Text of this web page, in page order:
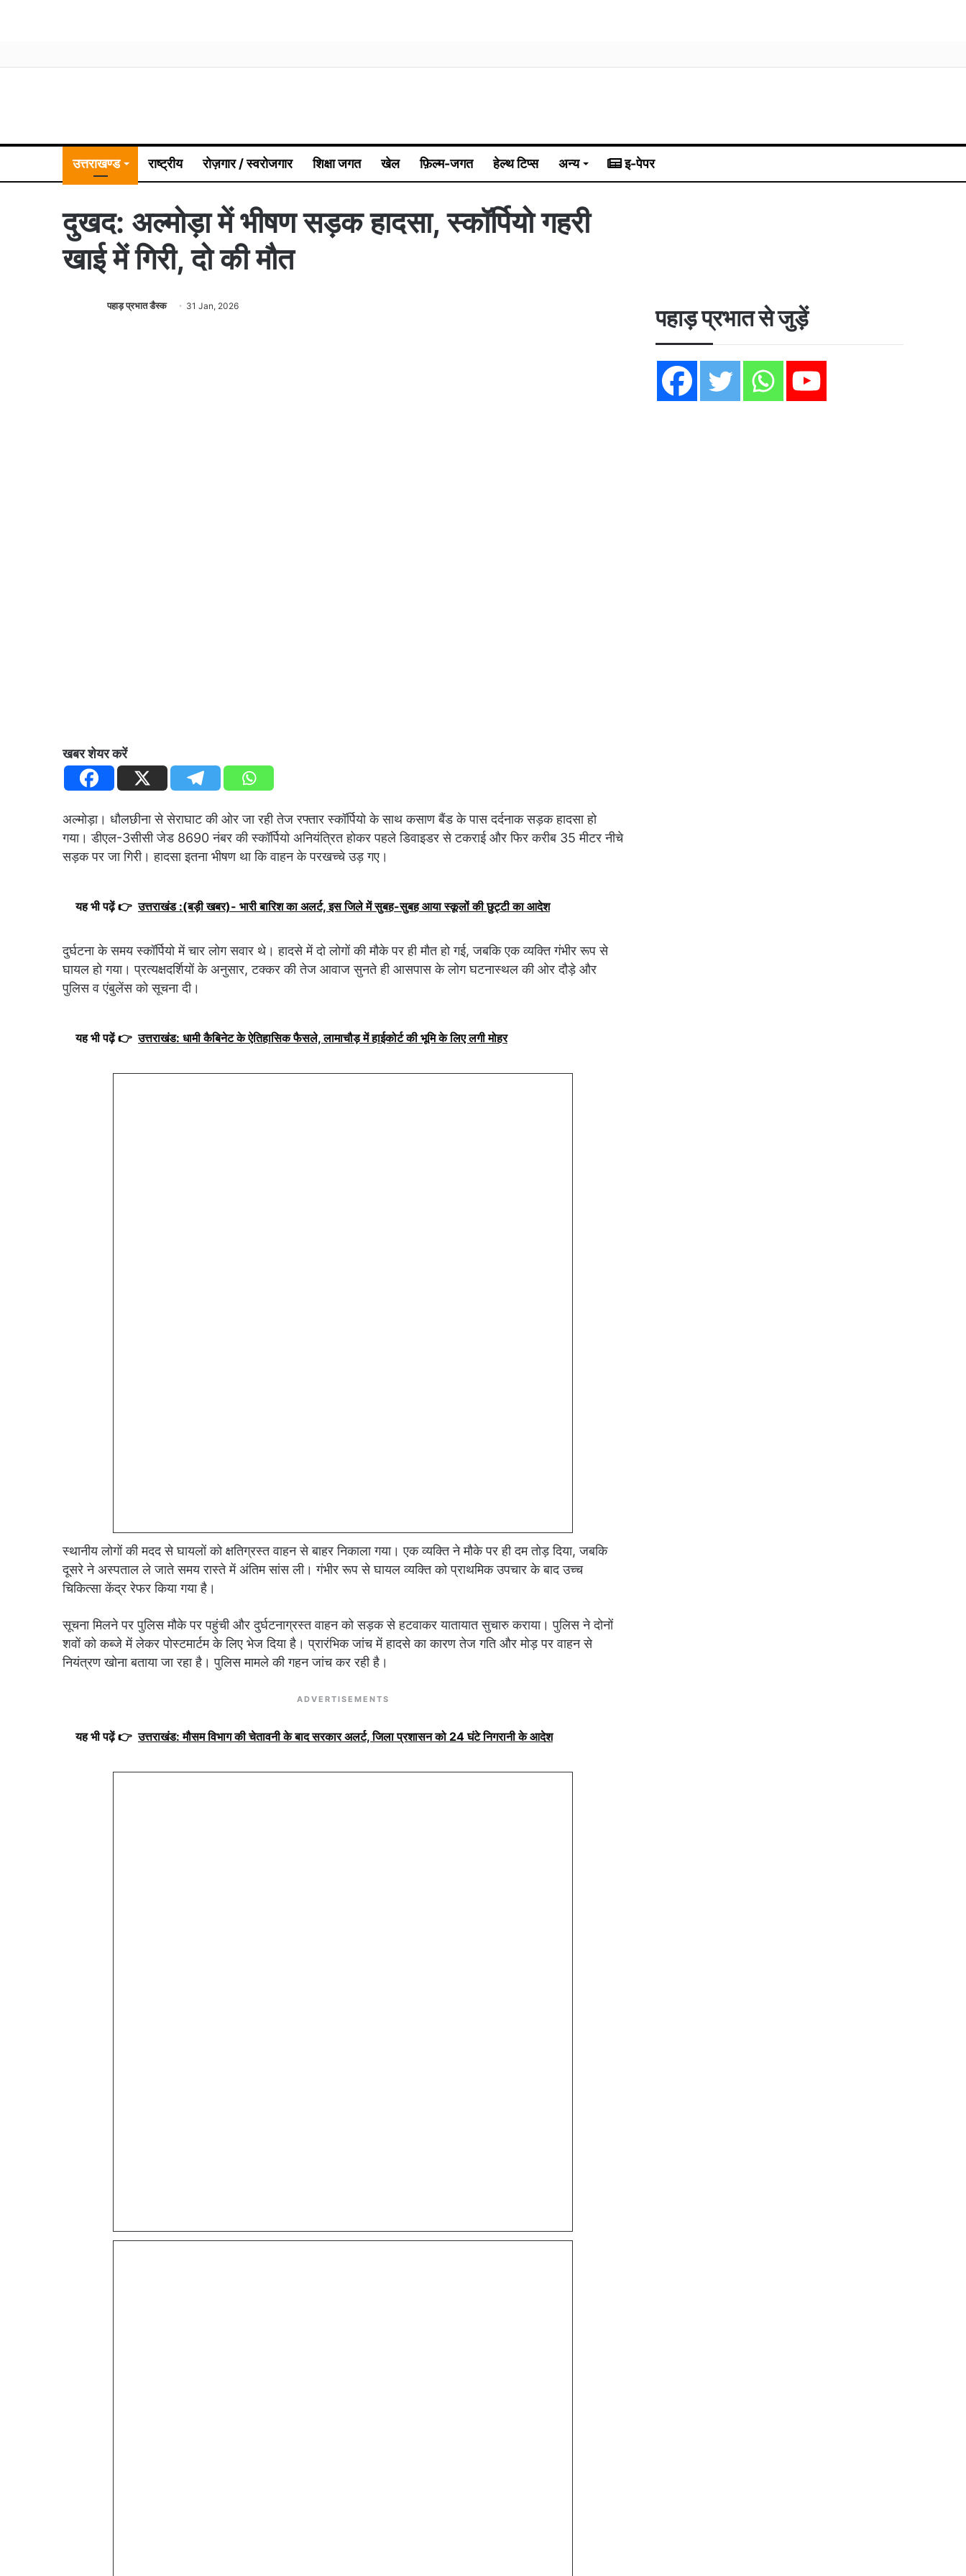
उत्तराखण्ड राष्ट्रीय रोज़गार / स्वरोजगार शिक्षा जगत खेल फ़िल्म-जगत हेल्थ टिप्स अन्य इ-पेपर
दुखद: अल्मोड़ा में भीषण सड़क हादसा, स्कॉर्पियो गहरी
खाई में गिरी, दो की मौत
पहाड़ प्रभात डैस्क 31 Jan, 2026
खबर शेयर करें
अल्मोड़ा। धौलछीना से सेराघाट की ओर जा रही तेज रफ्तार स्कॉर्पियो के साथ कसाण बैंड के पास दर्दनाक सड़क हादसा हो
गया। डीएल-3सीसी जेड 8690 नंबर की स्कॉर्पियो अनियंत्रित होकर पहले डिवाइडर से टकराई और फिर करीब 35 मीटर नीचे
सड़क पर जा गिरी। हादसा इतना भीषण था कि वाहन के परखच्चे उड़ गए।
यह भी पढ़ें 👉 उत्तराखंड :(बड़ी खबर)- भारी बारिश का अलर्ट, इस जिले में सुबह-सुबह आया स्कूलों की छुट्टी का आदेश
दुर्घटना के समय स्कॉर्पियो में चार लोग सवार थे। हादसे में दो लोगों की मौके पर ही मौत हो गई, जबकि एक व्यक्ति गंभीर रूप से
घायल हो गया। प्रत्यक्षदर्शियों के अनुसार, टक्कर की तेज आवाज सुनते ही आसपास के लोग घटनास्थल की ओर दौड़े और
पुलिस व एंबुलेंस को सूचना दी।
यह भी पढ़ें 👉 उत्तराखंड: धामी कैबिनेट के ऐतिहासिक फैसले, लामाचौड़ में हाईकोर्ट की भूमि के लिए लगी मोहर
स्थानीय लोगों की मदद से घायलों को क्षतिग्रस्त वाहन से बाहर निकाला गया। एक व्यक्ति ने मौके पर ही दम तोड़ दिया, जबकि
दूसरे ने अस्पताल ले जाते समय रास्ते में अंतिम सांस ली। गंभीर रूप से घायल व्यक्ति को प्राथमिक उपचार के बाद उच्च
चिकित्सा केंद्र रेफर किया गया है।
सूचना मिलने पर पुलिस मौके पर पहुंची और दुर्घटनाग्रस्त वाहन को सड़क से हटवाकर यातायात सुचारु कराया। पुलिस ने दोनों
शवों को कब्जे में लेकर पोस्टमार्टम के लिए भेज दिया है। प्रारंभिक जांच में हादसे का कारण तेज गति और मोड़ पर वाहन से
नियंत्रण खोना बताया जा रहा है। पुलिस मामले की गहन जांच कर रही है।
ADVERTISEMENTS
यह भी पढ़ें 👉 उत्तराखंड: मौसम विभाग की चेतावनी के बाद सरकार अलर्ट, जिला प्रशासन को 24 घंटे निगरानी के आदेश
पहाड़ प्रभात से जुड़ें